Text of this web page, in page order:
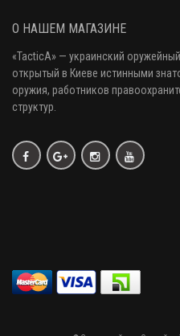
О НАШЕМ МАГАЗИНЕ
«TacticA» — украинский
открытый в Киеве истинными
оружия, работников
структур.